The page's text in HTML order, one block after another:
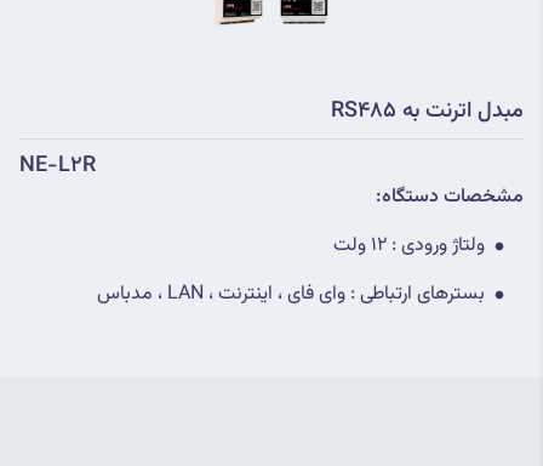
مبدل اترنت به RS485
NE-L2R
مشخصات دستگاه:
ولتاژ ورودی : 12 ولت
بسترهای ارتباطی : وای فای ، اینترنت ، LAN ، مدباس